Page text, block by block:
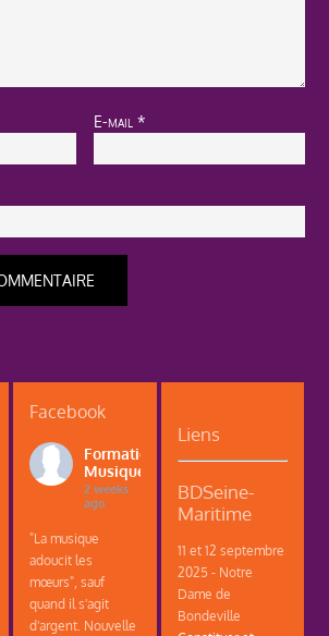
E-mail*
Facebook
Formations
Musique
2 weeks
ago
"La musique
adoucit les
mœurs", sauf
quand il s'agit
d'argent. Nouvelle
Liens
BDSeine-
Maritime
11 et 12 septembre
2025 - Notre
Dame de
Bondeville